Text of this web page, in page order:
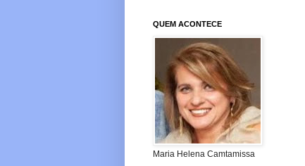
QUEM ACONTECE
Maria Helena Camtamissa